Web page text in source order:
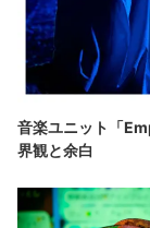
音楽ユニット「
界観と余白